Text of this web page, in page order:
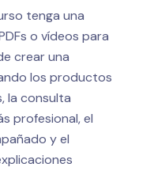
tenga una
o vídeos para
crear una
los productos
la consulta
profesional, el
y el